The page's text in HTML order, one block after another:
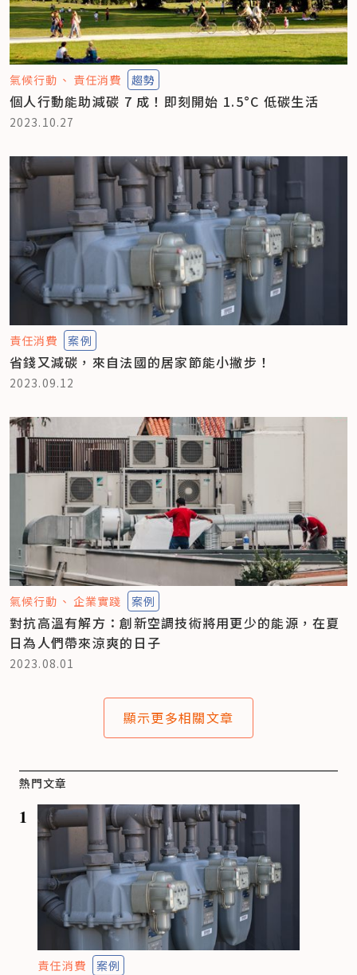
氣候行動 責任消費 趨勢
個人行動能助減碳 7 成！即刻開始 1.5°C 低碳生活
2023.10.27
責任消費 案例
省錢又減碳，來自法國的居家節能小撇步！
2023.09.12
氣候行動 企業實踐 案例
對抗高溫有解方：創新空調技術將用更少的能源，在夏
日為人們帶來涼爽的日子
2023.08.01
顯示更多相關文章
熱門文章
1
責任消費 案例